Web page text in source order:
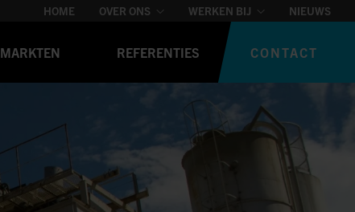
HOME OVER ONS WERKEN BIJ NIEUWS
MARKTEN REFERENTIES CONTACT